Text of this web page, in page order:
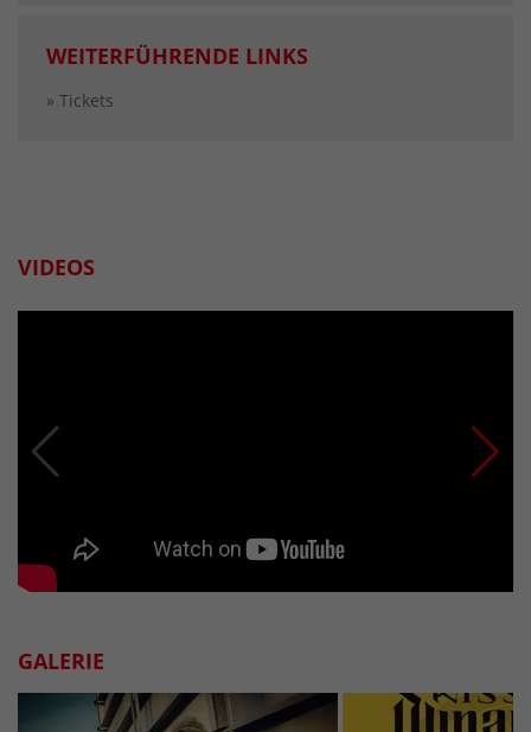
WEITERFÜHRENDE LINKS
» Tickets
VIDEOS
GALERIE